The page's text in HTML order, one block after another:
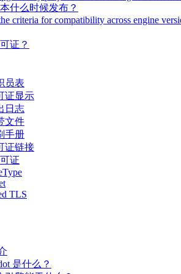
什么时候发布？
criteria for compatibility across engine
证？
员表
证显示
日志
文件
手册
证链接
证
TLS
是什么？